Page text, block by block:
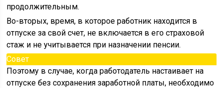
продолжительным.
Во-вторых, время, в которое работник находится в
отпуске за свой счет, не включается в его страховой
стаж и не учитывается при назначении пенсии.
Совет
Поэтому в случае, когда работодатель настаивает на
отпуске без сохранения заработной платы, необходимо